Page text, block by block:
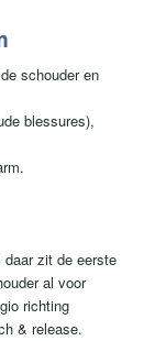
schouder en
blessures),
daar zit de eerste
al voor
richting
& release.